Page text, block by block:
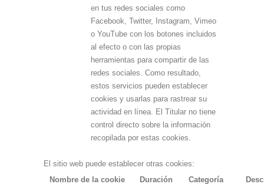
en tus redes sociales como
Facebook, Twitter, Instagram, Vimeo
o YouTube con los botones incluidos
al efecto o con las propias
herramientas para compartir de las
redes sociales. Como resultado,
estos servicios pueden establecer
cookies y usarlas para rastrear su
actividad en línea. El Titular no tiene
control directo sobre la información
recopilada por estas cookies.
El sitio web puede establecer otras cookies:
Nombre de la cookie
Duración Categoría